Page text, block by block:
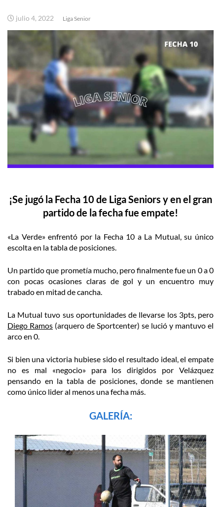
julio 4, 2022 Liga Senior
¡Se jugó la Fecha 10 de Liga Seniors y en el gran
partido de la fecha fue empate!
«La Verde» enfrentó por la Fecha 10 a La Mutual, su único
escolta en la tabla de posiciones.
Un partido que prometía mucho, pero finalmente fue un 0 a 0
con pocas ocasiones claras de gol y un encuentro muy
trabado en mitad de cancha.
La Mutual tuvo sus oportunidades de llevarse los 3pts, pero
Diego Ramos (arquero de Sportcenter) se lució y mantuvo el
arco en 0.
Si bien una victoria hubiese sido el resultado ideal, el empate
no es mal «negocio» para los dirigidos por Velázquez
pensando en la tabla de posiciones, donde se mantienen
como único lider al menos una fecha más.
GALERÍA: